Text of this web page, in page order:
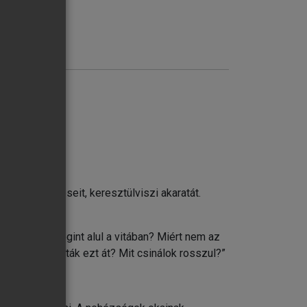
kifejezi érzéseit, keresztülviszi akaratát.
ma megint alul a vitában? Miért nem az
nem látták ezt át? Mit csinálok rosszul?”